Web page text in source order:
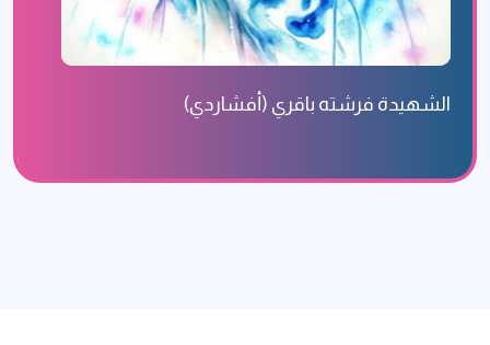
الشهيدة فرشته باقري (أفشاردي)